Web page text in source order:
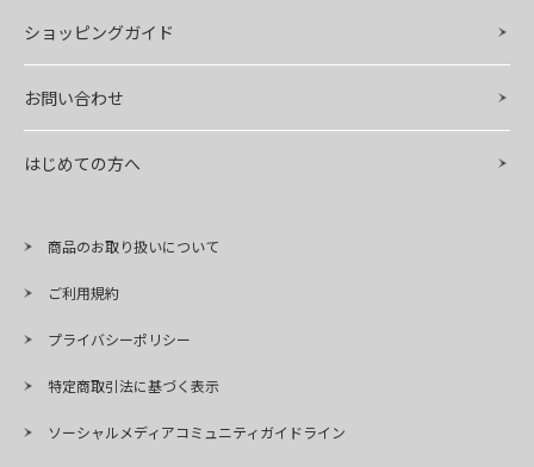
ショッピングガイド
お問い合わせ
はじめての方へ
商品のお取り扱いについて
ご利用規約
プライバシーポリシー
特定商取引法に基づく表示
ソーシャルメディアコミュニティガイドライン